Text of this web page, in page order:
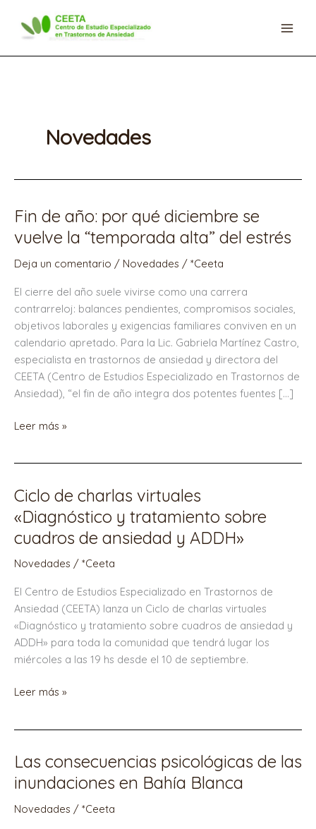
contenido
Novedades
Fin de año: por qué diciembre se
vuelve la “temporada alta” del estrés
Deja un comentario / Novedades / *Ceeta
El cierre del año suele vivirse como una carrera
contrarreloj: balances pendientes, compromisos sociales,
objetivos laborales y exigencias familiares conviven en un
calendario apretado. Para la Lic. Gabriela Martínez Castro,
especialista en trastornos de ansiedad y directora del
CEETA (Centro de Estudios Especializado en Trastornos de
Ansiedad), “el fin de año integra dos potentes fuentes […]
Fin
año:
por
diciembre
se
vuelve
la
“temporada
alta”
del
Leer más »
Ciclo de charlas virtuales
«Diagnóstico y tratamiento sobre
cuadros de ansiedad y ADDH»
Novedades / *Ceeta
El Centro de Estudios Especializado en Trastornos de
Ansiedad (CEETA) lanza un Ciclo de charlas virtuales
«Diagnóstico y tratamiento sobre cuadros de ansiedad y
ADDH» para toda la comunidad que tendrá lugar los
miércoles a las 19 hs desde el 10 de septiembre.
Ciclo
de
charlas
virtuales
«Diagnóstico
tratamiento
sobre
cuadros
de
ansiedad
ADDH»
Leer más »
Las consecuencias psicológicas de las
inundaciones en Bahía Blanca
Novedades / *Ceeta
Las
consecuencias
psicológicas
de